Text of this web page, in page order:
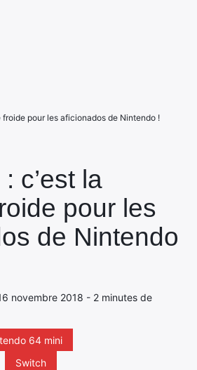
c’est la
pour les
de Nintendo
novembre 2018 - 2 minutes de
64 mini
Switch
froide pour les aficionados de Nintendo !